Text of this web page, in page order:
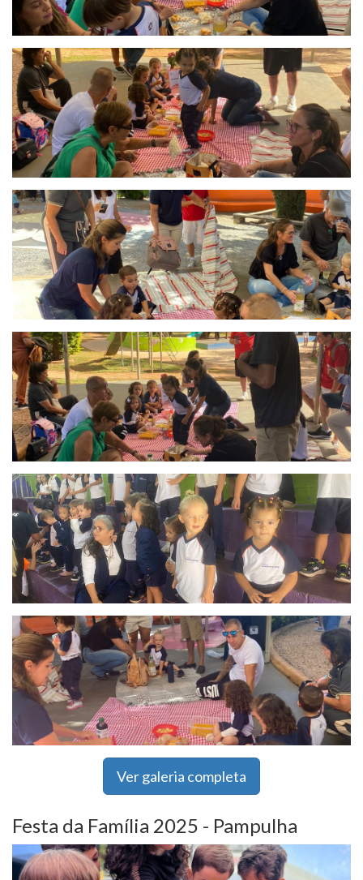
Ver galeria completa
Festa da Família 2025 - Pampulha